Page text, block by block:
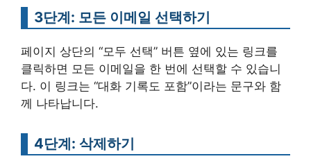
3단계: 모든 이메일 선택하기
페이지 상단의 “모두 선택” 버튼 옆에 있는 링크를
클릭하면 모든 이메일을 한 번에 선택할 수 있습니
다. 이 링크는 “대화 기록도 포함”이라는 문구와 함
께 나타납니다.
4단계: 삭제하기